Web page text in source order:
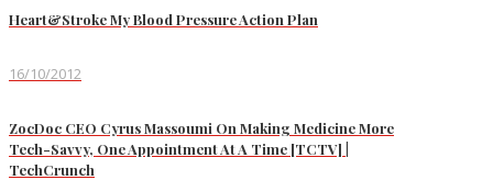
Heart&Stroke My Blood Pressure Action Plan
16/10/2012
ZocDoc CEO Cyrus Massoumi On Making Medicine More
Tech-Savvy, One Appointment At A Time [TCTV] |
TechCrunch